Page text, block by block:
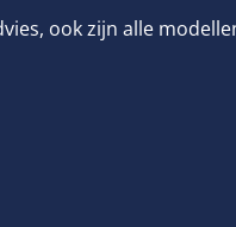
ook zijn alle